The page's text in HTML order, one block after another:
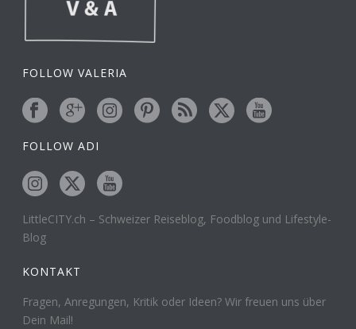
FOLLOW VALERIA
FOLLOW ADI
LittleCITY.ch – Schweizer Reiseblog, Foodblog und Lifestyle-
Blog
KONTAKT
Fragen, Anregungen, Kritik oder Ideen? Wir freuen uns über
Dein Mail!